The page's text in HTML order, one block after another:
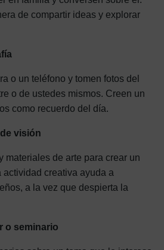
de compartir ideas y explorar
o un teléfono y tomen fotos del
o de ustedes mismos. Creen un
como recuerdo del día.
visión
materiales de arte para crear un
creativa ayuda a
a la vez que despierta la
o seminario